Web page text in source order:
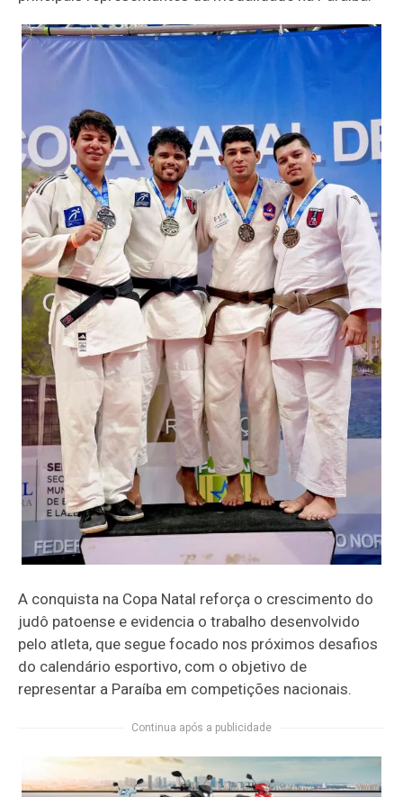
A conquista na Copa Natal reforça o crescimento do
judô patoense e evidencia o trabalho desenvolvido
pelo atleta, que segue focado nos próximos desafios
do calendário esportivo, com o objetivo de
representar a Paraíba em competições nacionais.
Continua após a publicidade